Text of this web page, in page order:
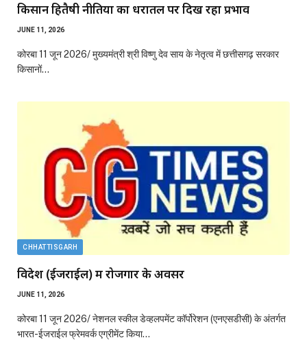
किसान हितैषी नीतियों का धरातल पर दिख रहा प्रभाव
JUNE 11, 2026
कोरबा 11 जून 2026/ मुख्यमंत्री श्री विष्णु देव साय के नेतृत्व में छत्तीसगढ़ सरकार
किसानों…
CHHATTISGARH
विदेश (ईजराईल) में रोजगार के अवसर
JUNE 11, 2026
कोरबा 11 जून 2026/ नेशनल स्कील डेव्हलपमेंट कॉर्पोरेशन (एनएसडीसी) के अंतर्गत
भारत-ईजराईल फ्रेमवर्क एग्रीमेंट किया…